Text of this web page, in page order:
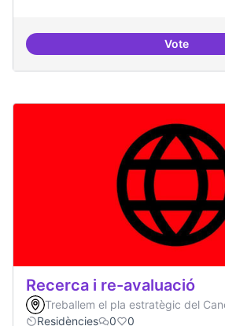
Vote
Recerca i re-avaluació
Treballem el pla estratègic del
Residències
0 0